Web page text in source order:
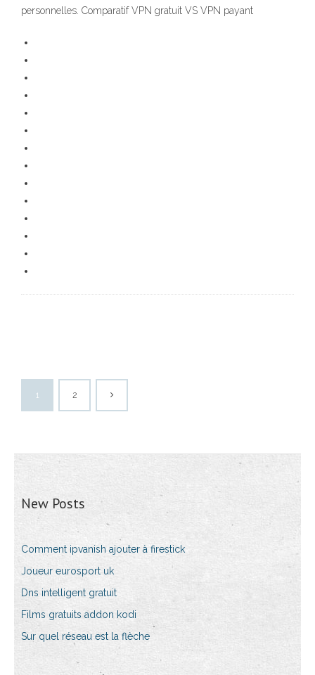
personnelles. Comparatif VPN gratuit VS VPN payant
1 2
New Posts
Comment ipvanish ajouter à firestick
Joueur eurosport uk
Dns intelligent gratuit
Films gratuits addon kodi
Sur quel réseau est la flèche